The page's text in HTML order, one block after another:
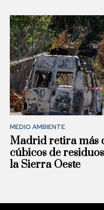
MEDIO AMBIENTE
Madrid retira más
cúbicos de
la Sierra Oeste